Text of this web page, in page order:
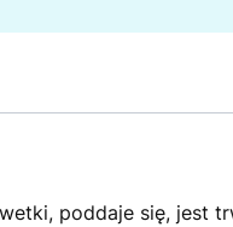
poddaje się, jest